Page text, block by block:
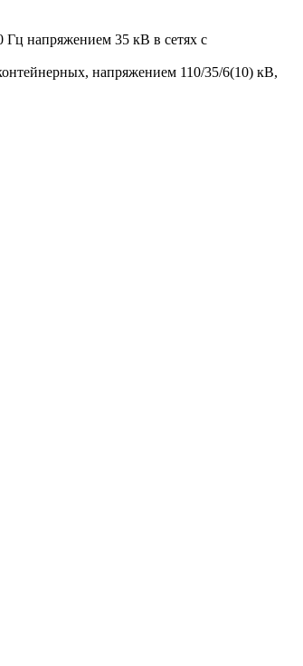
Гц напряжением 35 кВ в сетях с
напряжением 110/35/6(10) кВ,